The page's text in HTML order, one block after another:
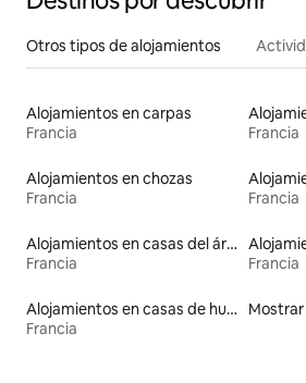
Otros tipos de alojamientos
Alojamientos en carpas
Francia
Francia
Alojamientos en chozas
Francia
Francia
Alojamientos en casas del árbol
Francia
Francia
Alojamientos en casas de huéspedes
Francia